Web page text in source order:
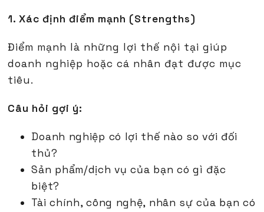
1. Xác định điểm mạnh (Strengths)
Điểm mạnh là những lợi thế nội tại giúp
doanh nghiệp hoặc cá nhân đạt được mục
tiêu.
Câu hỏi gợi ý:
Doanh nghiệp có lợi thế nào so với đối
thủ?
Sản phẩm/dịch vụ của bạn có gì đặc
biệt?
Tài chính, công nghệ, nhân sự của bạn có